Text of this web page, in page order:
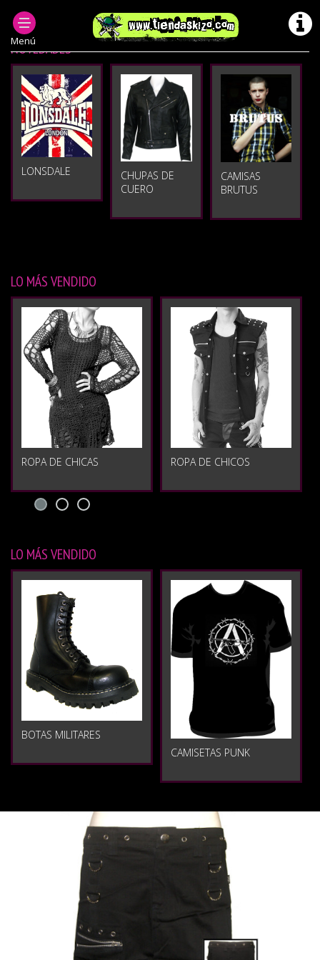
Menú
NOVEDADES
LONSDALE
CHUPAS DE
CUERO
CAMISAS
BRUTUS
LO MÁS VENDIDO
ROPA DE CHICAS ROPA DE CHICOS
LO MÁS VENDIDO
BOTAS MILITARES
CAMISETAS PUNK